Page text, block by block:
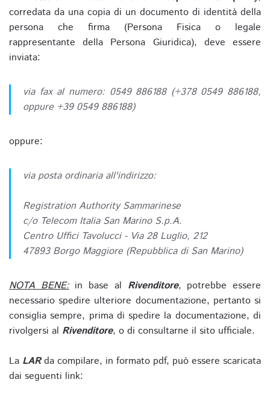
corredata da una copia di un documento di identità della
persona che firma (Persona Fisica o legale
rappresentante della Persona Giuridica), deve essere
inviata:
via fax al numero: 0549 886188 (+378 0549 886188,
oppure +39 0549 886188)
oppure:
via posta ordinaria all'indirizzo:
Registration Authority Sammarinese
c/o Telecom Italia San Marino S.p.A.
Centro Uffici Tavolucci - Via 28 Luglio, 212
47893 Borgo Maggiore (Repubblica di San Marino)
NOTA BENE:in base al Rivenditore, potrebbe essere
necessario spedire ulteriore documentazione, pertanto si
consiglia sempre, prima di spedire la documentazione, di
rivolgersi al Rivenditore, o di consultarne il sito ufficiale.
La LARda compilare, in formato pdf, può essere scaricata
dai seguenti link: